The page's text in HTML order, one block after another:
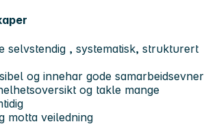
selvstendig , systematisk, strukturert
og innehar gode samarbeidsevner
og takle mange
motta veiledning